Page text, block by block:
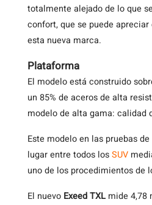
totalmente alejado de lo que
confort, que se puede
esta nueva marca.
Plataforma
El modelo está construido
un 85% de aceros de alta
modelo de alta gama: calidad
Este modelo en las pruebas
lugar entre todos losSUV
uno de los procedimientos de
El nuevo ExeedTXL mide 4,78